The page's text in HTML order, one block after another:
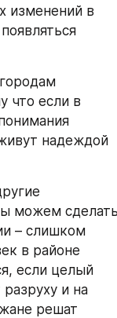
изменений в
что если в
надеждой
можем сделать
– слишком
в районе
если целый
и на
решат